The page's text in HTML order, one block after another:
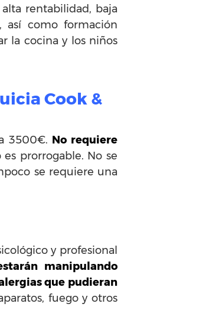
rentabilidad, baja
así como formación
la cocina y los niños
Cook &
3500€. No requiere
prorrogable. No se
se requiere una
y profesional
manipulando
que pudieran
fuego y otros